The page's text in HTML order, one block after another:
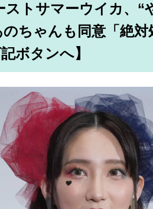
ストサマーウイカ、“
ちゃんも同意「絶対
ボタンへ】